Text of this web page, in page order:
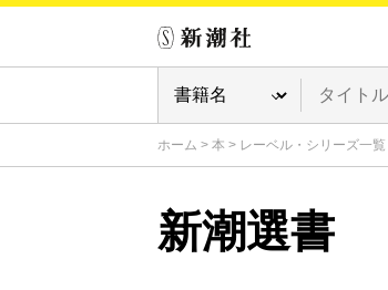
ホーム > 本 > レーベル・シリーズ一覧
新潮選書